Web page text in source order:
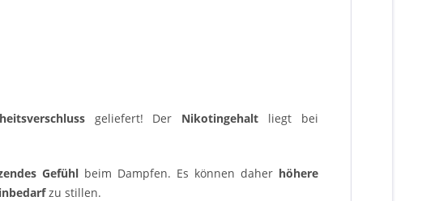
geliefert! Der Nikotingehalt liegt bei
Gefühlbeim Dampfen. Es können daher höhere
zu stillen.